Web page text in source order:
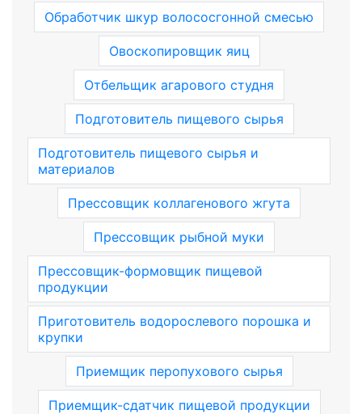
Обработчик шкур волососгонной смесью
Овоскопировщик яиц
Отбельщик агарового студня
Подготовитель пищевого сырья
Подготовитель пищевого сырья и
материалов
Прессовщик коллагенового жгута
Прессовщик рыбной муки
Прессовщик-формовщик пищевой
продукции
Приготовитель водорослевого порошка и
крупки
Приемщик перопухового сырья
Приемщик-сдатчик пищевой продукции